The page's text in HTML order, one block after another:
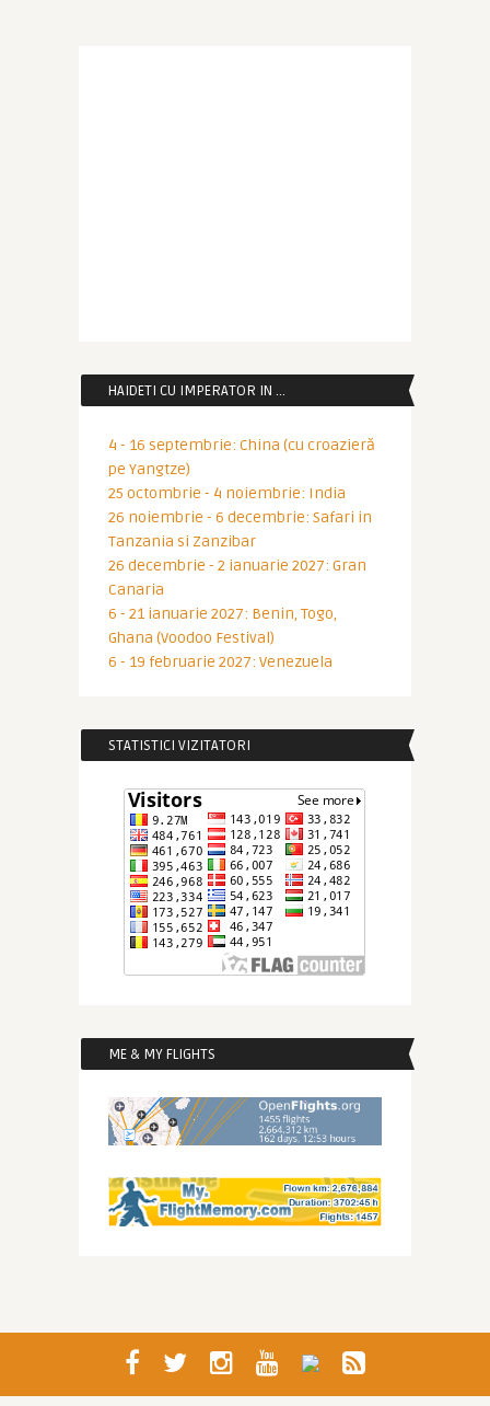
HAIDETI CU IMPERATOR IN …
4 - 16 septembrie: China (cu croazieră
pe Yangtze)
25 octombrie - 4 noiembrie: India
26 noiembrie - 6 decembrie: Safari in
Tanzania si Zanzibar
26 decembrie - 2 ianuarie 2027: Gran
Canaria
6 - 21 ianuarie 2027: Benin, Togo,
Ghana (Voodoo Festival)
6 - 19 februarie 2027: Venezuela
STATISTICI VIZITATORI
ME & MY FLIGHTS